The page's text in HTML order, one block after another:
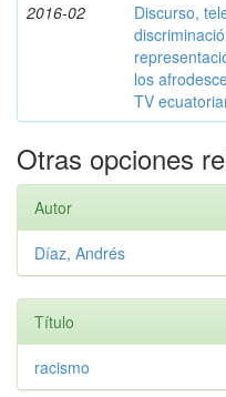
2016-02
Discurso,
los
TV
Otras opciones
Autor
Díaz, Andrés
Título
racismo